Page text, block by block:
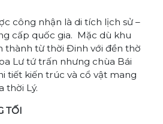
công nhận là di tích lịch sử –
cấp quốc gia. Mặc dù khu
thành từ thời Đinh với đền thờ
Lư tứ trấn nhưng chùa Bái
tiết kiến trúc và cổ vật mang
thời Lý.
TỐI